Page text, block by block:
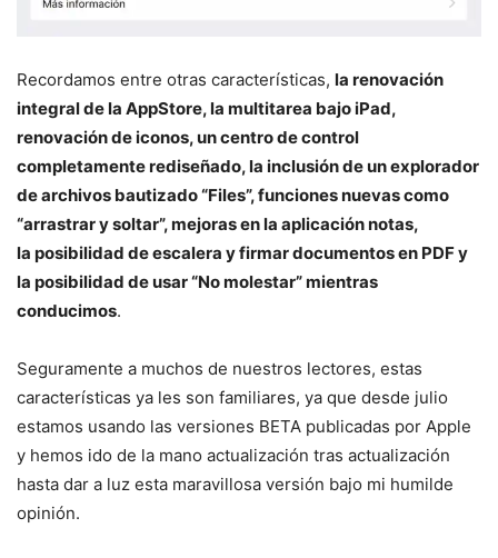
Recordamos entre otras características, la renovación
integral de la AppStore, la multitarea bajo iPad,
renovación de iconos, un centro de control
completamente rediseñado, la inclusión de un explorador
de archivos bautizado “Files”, funciones nuevas como
“arrastrar y soltar”, mejoras en la aplicación notas,
la posibilidad de escalera y firmar documentos en PDF y
la posibilidad de usar “No molestar” mientras
conducimos.
Seguramente a muchos de nuestros lectores, estas
características ya les son familiares, ya que desde julio
estamos usando las versiones BETA publicadas por Apple
y hemos ido de la mano actualización tras actualización
hasta dar a luz esta maravillosa versión bajo mi humilde
opinión.